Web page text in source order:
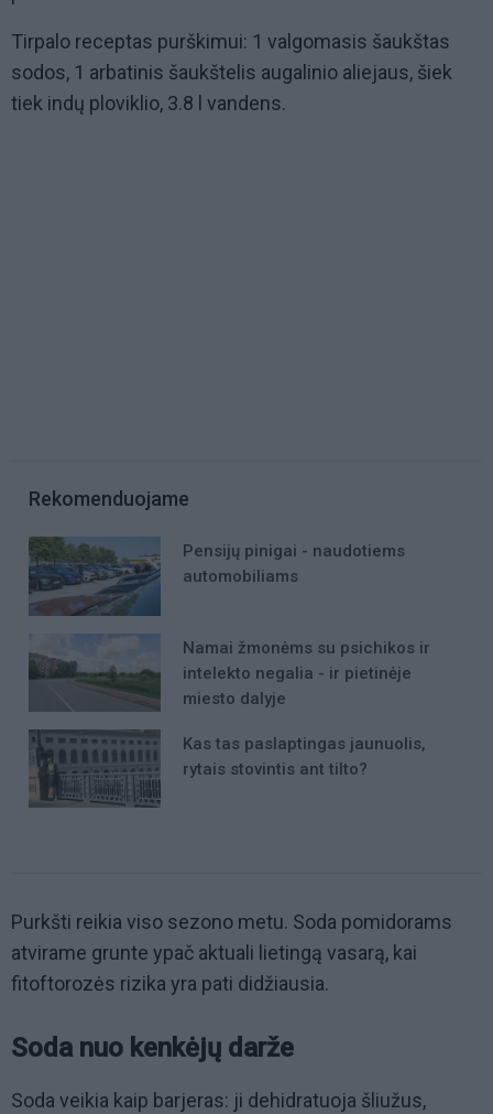
Tirpalo receptas purškimui: 1 valgomasis šaukštas
sodos, 1 arbatinis šaukštelis augalinio aliejaus, šiek
tiek indų ploviklio, 3.8 l vandens.
Rekomenduojame
Pensijų pinigai - naudotiems
automobiliams
Namai žmonėms su psichikos ir
intelekto negalia - ir pietinėje
miesto dalyje
Kas tas paslaptingas jaunuolis,
rytais stovintis ant tilto?
Purkšti reikia viso sezono metu. Soda pomidorams
atvirame grunte ypač aktuali lietingą vasarą, kai
fitoftorozės rizika yra pati didžiausia.
Soda nuo kenkėjų darže
Soda veikia kaip barjeras: ji dehidratuoja šliužus,